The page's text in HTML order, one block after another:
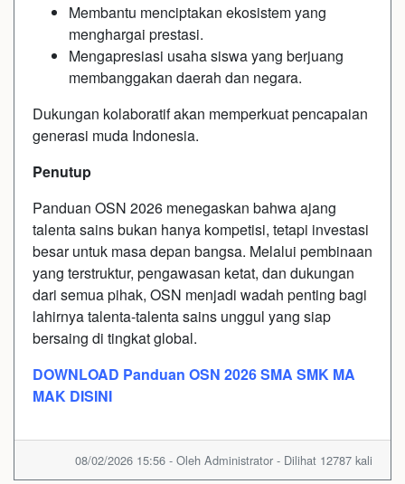
Membantu menciptakan ekosistem yang
menghargai prestasi.
Mengapresiasi usaha siswa yang berjuang
membanggakan daerah dan negara.
Dukungan kolaboratif akan memperkuat pencapaian
generasi muda Indonesia.
Penutup
Panduan OSN 2026 menegaskan bahwa ajang
talenta sains bukan hanya kompetisi, tetapi investasi
besar untuk masa depan bangsa. Melalui pembinaan
yang terstruktur, pengawasan ketat, dan dukungan
dari semua pihak, OSN menjadi wadah penting bagi
lahirnya talenta-talenta sains unggul yang siap
bersaing di tingkat global.
DOWNLOAD Panduan OSN 2026 SMA SMK MA
MAK DISINI
08/02/2026 15:56 - Oleh Administrator - Dilihat 12787 kali